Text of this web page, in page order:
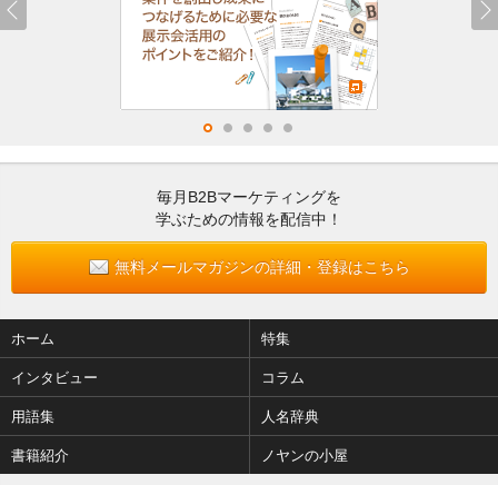
毎月B2Bマーケティングを
学ぶための情報を配信中！
無料メールマガジンの詳細・登録はこちら
ホーム 特集
インタビュー コラム
用語集 人名辞典
書籍紹介 ノヤンの小屋